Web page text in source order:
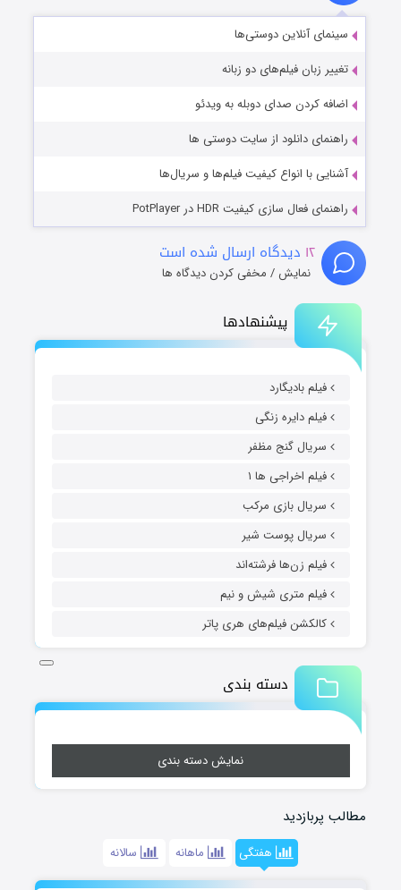
پیشنهادها
فیلم بادیگارد
فیلم دایره زنگی
سریال گنج مظفر
فیلم اخراجی ها ۱
سریال بازی مرکب
سریال پوست شیر
فیلم زن‌ها فرشته‌اند
فیلم متری شیش و نیم
کالکشن فیلم‌های هری پاتر
دسته بندی
نمایش دسته بندی
مطالب پربازدید
هفتگی ماهانه سالانه
سینمای آنلاین دوستی‌ها
تغییر زبان فیلم‌های دو زبانه
اضافه کردن صدای دوبله به ویدئو
راهنمای دانلود از سایت دوستی ها
آشنایی با انواع کیفیت فیلم‌ها و سریال‌ها
راهنمای فعال سازی کیفیت HDR در PotPlayer
۱۲ دیدگاه ارسال شده است
نمایش / مخفی کردن دیدگاه ها